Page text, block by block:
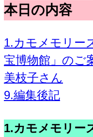
本日の内容
1.カモメモリー
宝博物館」の
美枝子さん
9.編集後記
1.カモメモリー